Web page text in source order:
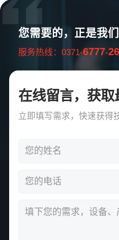
您需要的，正是我
服务热线：0371-6777-
在线留言，获取
立即填写需求，快速获得